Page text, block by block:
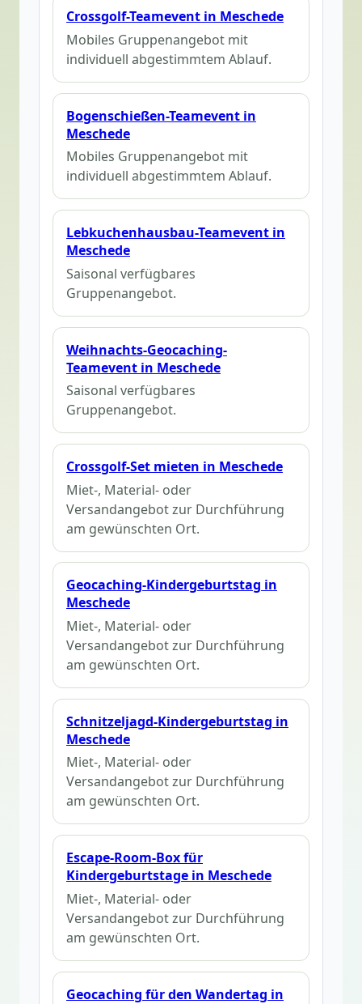
Crossgolf-Teamevent in Meschede
Mobiles Gruppenangebot mit
individuell abgestimmtem Ablauf.
Bogenschießen-Teamevent in
Meschede
Mobiles Gruppenangebot mit
individuell abgestimmtem Ablauf.
Lebkuchenhausbau-Teamevent in
Meschede
Saisonal verfügbares
Gruppenangebot.
Weihnachts-Geocaching-
Teamevent in Meschede
Saisonal verfügbares
Gruppenangebot.
Crossgolf-Set mieten in Meschede
Miet-, Material- oder
Versandangebot zur Durchführung
am gewünschten Ort.
Geocaching-Kindergeburtstag in
Meschede
Miet-, Material- oder
Versandangebot zur Durchführung
am gewünschten Ort.
Schnitzeljagd-Kindergeburtstag in
Meschede
Miet-, Material- oder
Versandangebot zur Durchführung
am gewünschten Ort.
Escape-Room-Box für
Kindergeburtstage in Meschede
Miet-, Material- oder
Versandangebot zur Durchführung
am gewünschten Ort.
Geocaching für den Wandertag in